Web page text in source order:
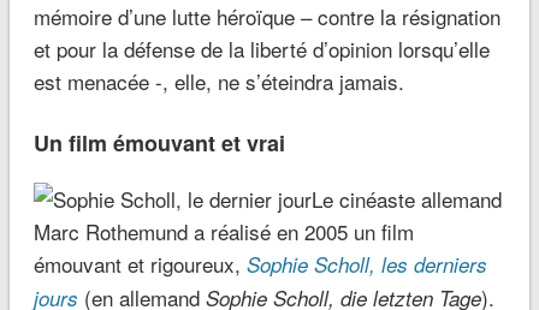
mémoire d’une lutte héroïque – contre la résignation
et pour la défense de la liberté d’opinion lorsqu’elle
est menacée -, elle, ne s’éteindra jamais.
Un film émouvant et vrai
Le cinéaste allemand
Marc Rothemund a réalisé en 2005 un film
émouvant et rigoureux, Sophie Scholl, les derniers
jours (en allemand Sophie Scholl, die letzten Tage).